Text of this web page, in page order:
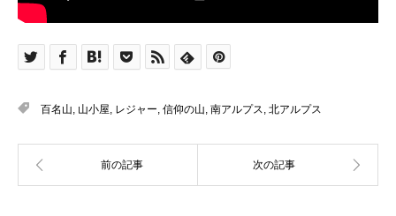
百名山, 山小屋, レジャー, 信仰の山, 南アルプス, 北アルプス